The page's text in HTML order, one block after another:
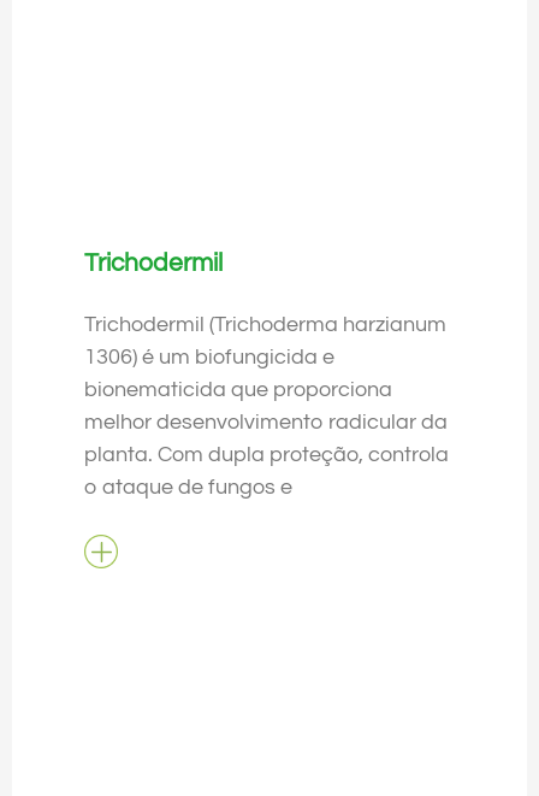
Trichodermil
Trichodermil (Trichoderma harzianum
1306) é um biofungicida e
bionematicida que proporciona
melhor desenvolvimento radicular da
planta. Com dupla proteção, controla
o ataque de fungos e